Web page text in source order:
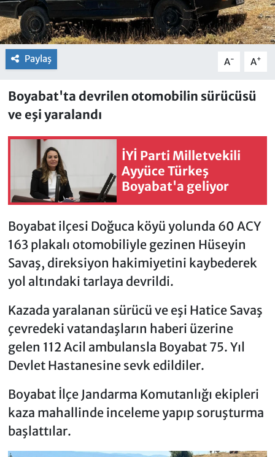
Paylaş A- A+
Boyabat'ta devrilen otomobilin sürücüsü
ve eşi yaralandı
İYİ Parti Milletvekili
Ayyüce Türkeş
Boyabat'a geliyor
Boyabat ilçesi Doğuca köyü yolunda 60 ACY
163 plakalı otomobiliyle gezinen Hüseyin
Savaş, direksiyon hakimiyetini kaybederek
yol altındaki tarlaya devrildi.
Kazada yaralanan sürücü ve eşi Hatice Savaş
çevredeki vatandaşların haberi üzerine
gelen 112 Acil ambulansla Boyabat 75. Yıl
Devlet Hastanesine sevk edildiler.
Boyabat İlçe Jandarma Komutanlığı ekipleri
kaza mahallinde inceleme yapıp soruşturma
başlattılar.